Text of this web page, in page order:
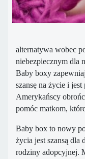
alternatywa wobec
niebezpiecznym dla
Baby boxy
szansę na życie i
Amerykańscy
pomóc matkom,
Baby box to nowy
życia jest szansą dla
rodziny adopcyjnej.